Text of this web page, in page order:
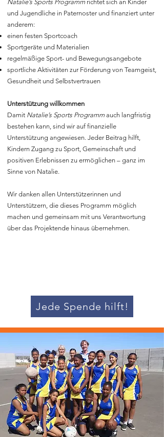
Natalie’s Sports Programm richtet sich an Kinder
und Jugendliche in Paternoster und finanziert unter
anderem:
einen festen Sportcoach
Sportgeräte und Materialien
regelmäßige Sport- und Bewegungsangebote
sportliche Aktivitäten zur Förderung von Teamgeist,
Gesundheit und Selbstvertrauen
Unterstützung willkommen
Damit Natalie’s Sports Programm auch langfristig
bestehen kann, sind wir auf finanzielle
Unterstützung angewiesen. Jeder Beitrag hilft,
Kindern Zugang zu Sport, Gemeinschaft und
positiven Erlebnissen zu ermöglichen – ganz im
Sinne von Natalie.
Wir danken allen Unterstützerinnen und
Unterstützern, die dieses Programm möglich
machen und gemeinsam mit uns Verantwortung
über das Projektende hinaus übernehmen.
Jede Spende hilft!